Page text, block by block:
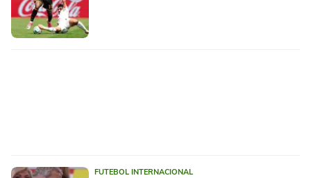
FUTEBOL INTERNACIONAL